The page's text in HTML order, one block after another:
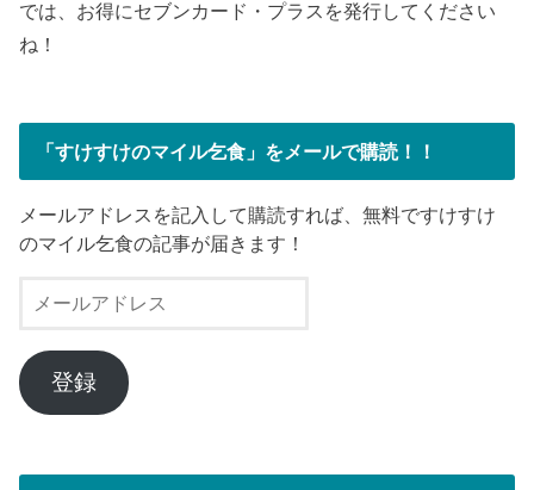
では、お得にセブンカード・プラスを発行してください
ね！
「すけすけのマイル乞食」をメールで購読！！
メールアドレスを記入して購読すれば、無料ですけすけ
のマイル乞食の記事が届きます！
ー
ア
ド
登録